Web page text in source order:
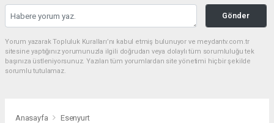
Gönder
Yorum yazarak Topluluk Kuralları’nı kabul etmiş bulunuyor ve meydantv.com.tr
sitesine yaptığınız yorumunuzla ilgili doğrudan veya dolaylı tüm sorumluluğu tek
başınıza üstleniyorsunuz. Yazılan tüm yorumlardan site yönetimi hiçbir şekilde
sorumlu tutulamaz.
Anasayfa Esenyurt